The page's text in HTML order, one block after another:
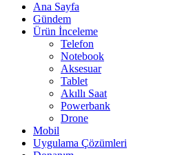
Ana Sayfa
Gündem
Ürün İnceleme
Telefon
Notebook
Aksesuar
Tablet
Akıllı Saat
Powerbank
Drone
Mobil
Uygulama Çözümleri